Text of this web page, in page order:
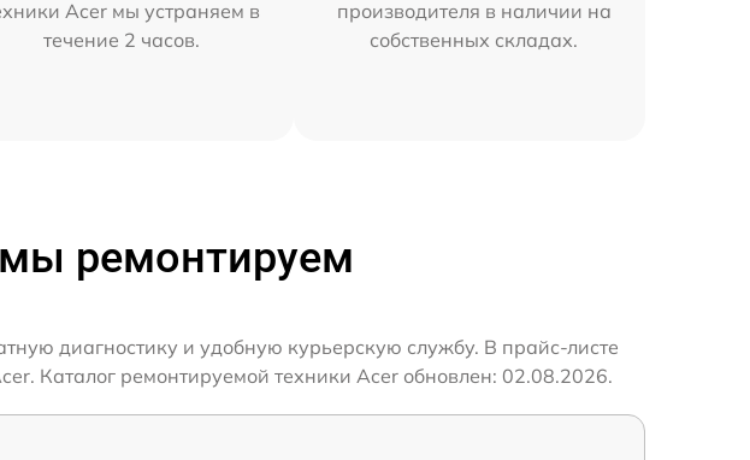
Acer мы устраняем в
течение 2 часов.
производителя в наличии на
собственных складах.
ремонтируем
диагностику и удобную курьерскую службу. В прайс-листе
Каталог ремонтируемой техники Acer обновлен: 02.08.2026.